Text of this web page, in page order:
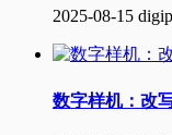
2025-08-15
数字样机：改